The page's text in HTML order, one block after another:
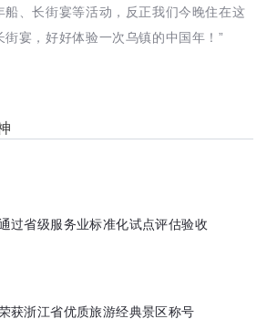
、长街宴等活动，反正我们今晚住在这
宴，好好体验一次乌镇的中国年！”
过省级服务业标准化试点评估验收
获浙江省优质旅游经典景区称号